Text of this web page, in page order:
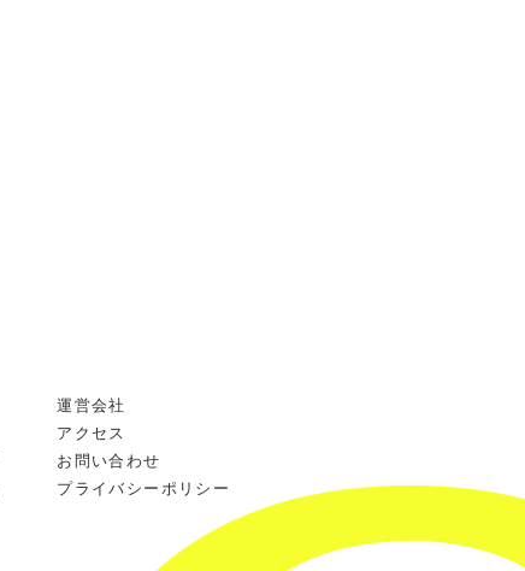
運営会社
アクセス
お問い合わせ
プライバシーポリシー